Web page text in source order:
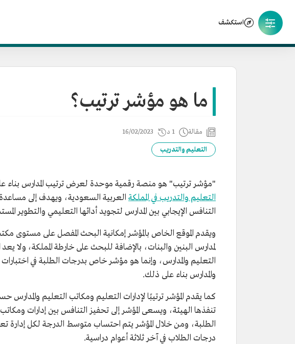
استكشف
ما هو مؤشر ترتيب؟
مقالة 1 د 16/02/2023
التعليم والتدريب
"مؤشر ترتيب" هو منصة رقمية موحدة لعرض ترتيب المدارس بناء على
التعليم والتدريب في المملكة العربية السعودية، ويهدف إلى مساعدة
التنافس الإيجابي بين المدارس لتجويد أدائها التعليمي والتطوير
ويقدم الموقع الخاص بالمؤشر إمكانية البحث المفصل على مستوى
لمدارس البنين والبنات، بالإضافة للبحث على خارطة المملكة، ولا
التعليم والمدارس، وإنما هو مؤشر خاص بدرجات الطلبة في
والمدارس بناء على ذلك.
كما يقدم المؤشر ترتيبًا لإدارات التعليم ومكاتب التعليم والمدارس
تنفذها الهيئة، ويسعى المؤشر إلى تحفيز التنافس بين إدارات
الطلبة، ومن خلال المؤشر يتم احتساب متوسط الدرجة لكل
درجات الطلاب في آخر ثلاثة أعوام دراسية.